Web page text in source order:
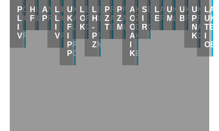
PODMLAĐIVANJE
LICA
VRATA
HIJALURONSKI
FILERI
ANTIAGE
PROCEDURE
LIFTING
LICA
VRATA
UKLANJANJE
KAPILARA,
FLEKA
PROŠIRENIH
PORA
LEČENJE
OPADANJA
KOSE
LEČENJE
HIPERHIDROZE
-
PREKOMERNOG
ZNOJENJA
PROCEDURE
ZA
TELO
PROCEDURE
ZA
MUŠKARCE
AKNE,
OŽILJCI
OD
AKNI
KELOIDI
SEBOREJA
ROZACEA
LASERSKA
EPILACIJA
MLADEŽA
NA
KOŽI